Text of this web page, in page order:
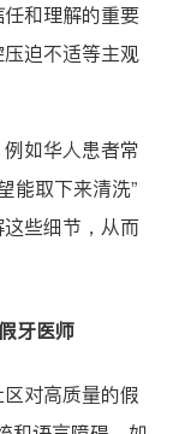
和理解的重要
迫不适等主观
如华人患者常
能取下来清洗”
些细节，从而
牙医师
对高质量的假